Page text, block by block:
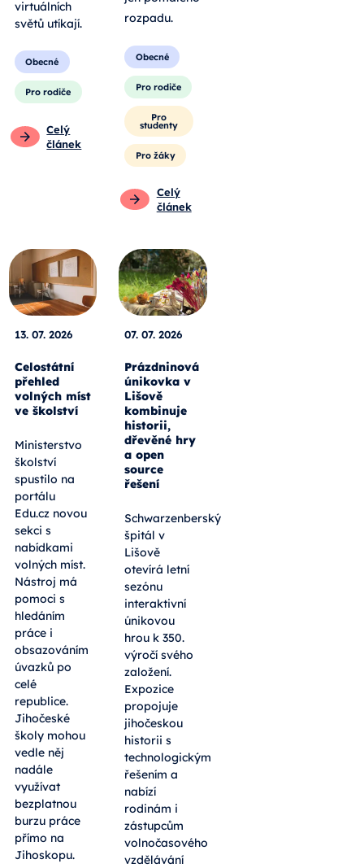
virtuálních
světů utíkají.
Obecné
Pro rodiče
Celý
článek
rozpadu.
Obecné
Pro rodiče
Pro
studenty
Pro žáky
Celý
článek
13. 07. 2026
Celostátní
přehled
volných míst
ve školství
Ministerstvo
školství
spustilo na
portálu
Edu.cz novou
sekci s
nabídkami
volných míst.
Nástroj má
pomoci s
hledáním
práce i
obsazováním
úvazků po
celé
republice.
Jihočeské
školy mohou
vedle něj
nadále
využívat
bezplatnou
burzu práce
přímo na
Jihoskopu.
07. 07. 2026
Prázdninová
únikovka v
Lišově
kombinuje
historii,
dřevěné hry
a open
source
řešení
Schwarzenberský
špitál v
Lišově
otevírá letní
sezónu
interaktivní
únikovou
hrou k 350.
výročí svého
založení.
Expozice
propojuje
jihočeskou
historii s
technologickým
řešením a
nabízí
rodinám i
zástupcům
volnočasového
vzdělávání